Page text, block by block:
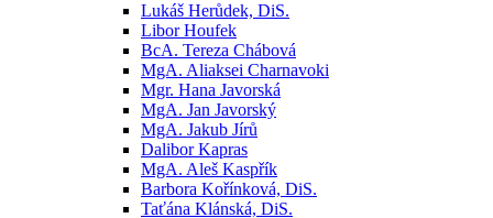
Lukáš Herůdek, DiS.
Libor Houfek
BcA. Tereza Chábová
MgA. Aliaksei Charnavoki
Mgr. Hana Javorská
MgA. Jan Javorský
MgA. Jakub Jírů
Dalibor Kapras
MgA. Aleš Kaspřík
Barbora Kořínková, DiS.
Taťána Klánská, DiS.